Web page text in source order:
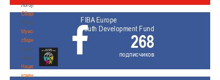
Лого[modid=121]
Сборные
Сборные
Мужские
сборные
Мужские
сборные
Национальная
команда
FIBA Europe
Youth Development Fund
268
подписчиков